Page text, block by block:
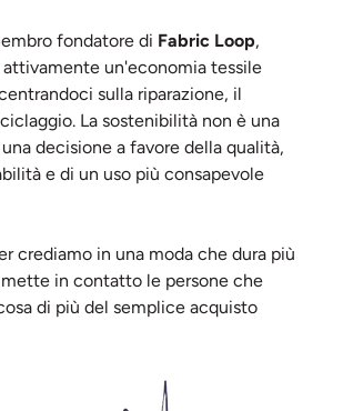
fondatore di Fabric Loop,
un'economia tessile
sulla riparazione, il
La sostenibilità non è una
decisione a favore della qualità,
e di un uso più consapevole
crediamo in una moda che dura più
in contatto le persone che
di più del semplice acquisto